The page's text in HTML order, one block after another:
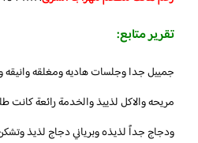
تقرير متابع:
جمييل جدا وجلسات هاديه ومغلقه وانيقه
مريحه والاكل لذييذ والخدمة رائعة كانت
ودجاج جداً لذيذه وبرياني دجاج لذيذ